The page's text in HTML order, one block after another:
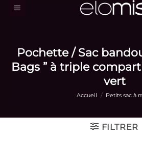
Passer
Pochette / Sac
Bags ” à triple
vert
Accueil / Petits sac à
FILTRER